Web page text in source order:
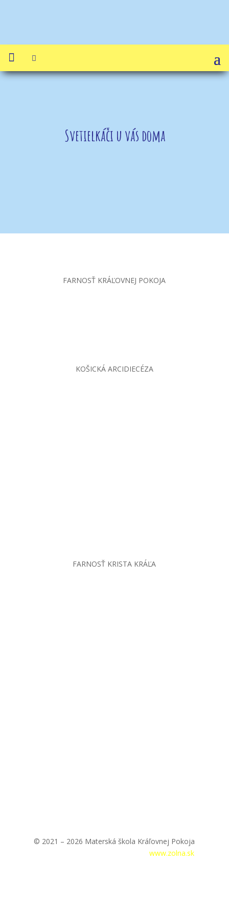
 
Svetielkáči u vás doma
FARNOSŤ KRÁĽOVNEJ POKOJA
KOŠICKÁ ARCIDIECÉZA
FARNOSŤ KRISTA KRÁĽA
© 2021 – 2026 Materská škola Kráľovnej Pokoja
www.zolna.sk